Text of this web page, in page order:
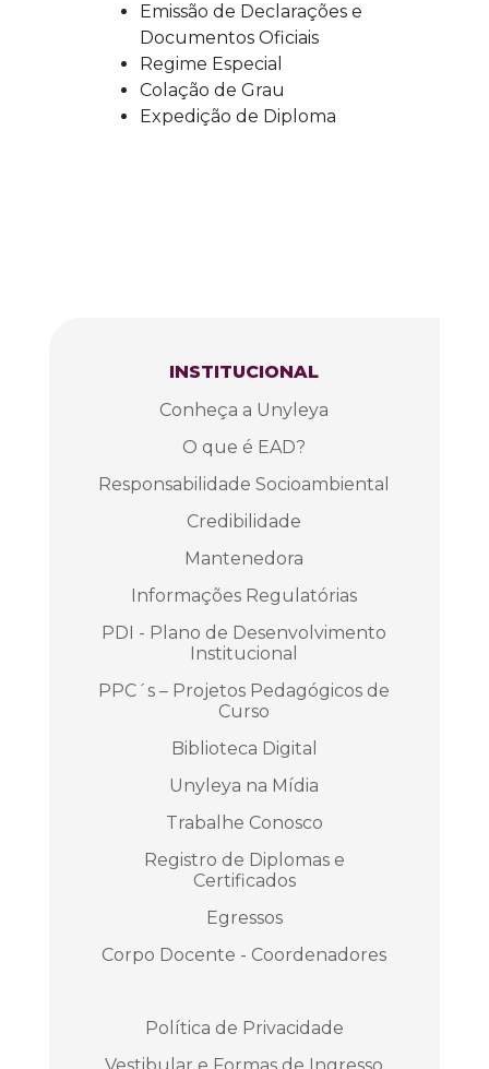
Emissão de Declarações e
Documentos Oficiais
Regime Especial
Colação de Grau
Expedição de Diploma
INSTITUCIONAL
Conheça a Unyleya
O que é EAD?
Responsabilidade Socioambiental
Credibilidade
Mantenedora
Informações Regulatórias
PDI - Plano de Desenvolvimento
Institucional
PPC´s – Projetos Pedagógicos de
Curso
Biblioteca Digital
Unyleya na Mídia
Trabalhe Conosco
Registro de Diplomas e
Certificados
Egressos
Corpo Docente - Coordenadores
Política de Privacidade